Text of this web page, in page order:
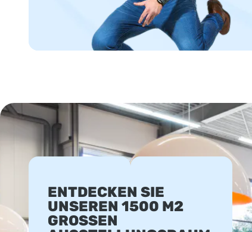
ENTDECKEN SIE
UNSEREN 1500 M2
GROSSEN A